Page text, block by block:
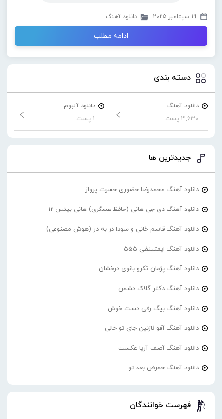
19 سپتامبر 2025 دانلود آهنگ
ادامه مطلب
دسته بندی
دانلود آهنگ
3,630 پست
دانلود آلبوم
1 پست
جدیدترین ها
دانلود آهنگ محمدرضا حضورى حسرت پرواز
دانلود آهنگ دی جی هانی (حافظ عسگری) هانی بیتس 12
دانلود آهنگ قاسم خانی و سودا در به در (هوش مصنوعی)
دانلود آهنگ ایفتیئفی 555
دانلود آهنگ پژمان تکرو بانوی درخشان
دانلود آهنگ دکتر گلاک دشمن
دانلود آهنگ بیگ رفی دست خوش
دانلود آهنگ آفو نازنین جای تو خالی
دانلود آهنگ آصف آریا عکست
دانلود آهنگ حمرض بعد تو
فهرست خوانندگان